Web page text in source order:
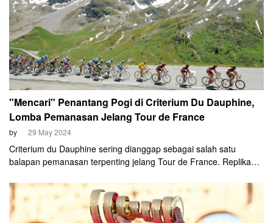
"Mencari" Penantang Pogi di Criterium Du Dauphine,
Lomba Pemanasan Jelang Tour de France
by 29 May 2024
Criterium du Dauphine sering dianggap sebagai salah satu
balapan pemanasan terpenting jelang Tour de France. Replika
balapan sangat identik. Namun, Criterium du Dauphine musim ini
akan memiliki aura yang berbeda.